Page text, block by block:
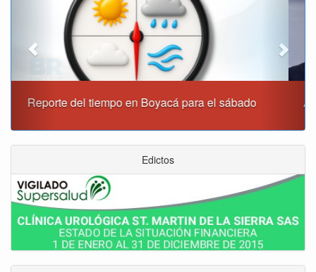
Alcaldía de Tunja y Gobernación de Boyacá firmaron
Edictos